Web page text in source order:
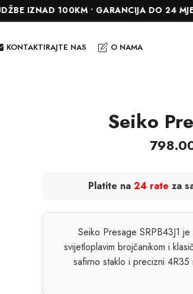
100KM • GARANCIJA DO 24
KONTAKTIRAJTE NAS O NAMA
Seiko
Platite na 24 rate za
Seiko Presage SRPB43J1
svijetloplavim brojčanikom i
safirno staklo i precizni 4R35